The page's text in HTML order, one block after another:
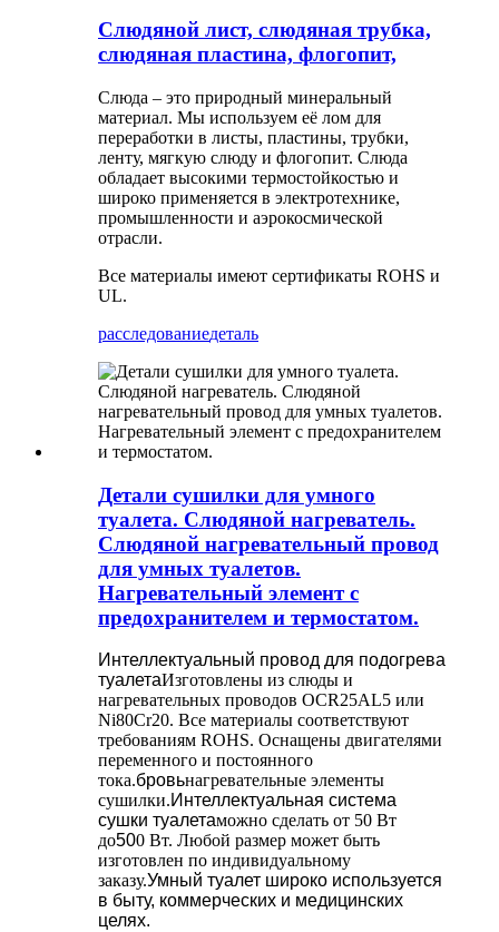
Слюдяной лист, слюдяная трубка,
слюдяная пластина, флогопит,
Слюда – это природный минеральный
материал. Мы используем её лом для
переработки в листы, пластины, трубки,
ленту, мягкую слюду и флогопит. Слюда
обладает высокими термостойкостью и
широко применяется в электротехнике,
промышленности и аэрокосмической
отрасли.
Все материалы имеют сертификаты ROHS и
UL.
расследованиедеталь
Детали сушилки для умного
туалета. Слюдяной нагреватель.
Слюдяной нагревательный провод
для умных туалетов.
Нагревательный элемент с
предохранителем и термостатом.
Интеллектуальный провод для подогрева
туалетаИзготовлены из слюды и
нагревательных проводов OCR25AL5 или
Ni80Cr20. Все материалы соответствуют
требованиям ROHS. Оснащены двигателями
переменного и постоянного
тока.бровьнагревательные элементы
сушилки.Интеллектуальная система
сушки туалетаможно сделать от 50 Вт
до500 Вт. Любой размер может быть
изготовлен по индивидуальному
заказу.Умный туалет широко используется
в быту, коммерческих и медицинских
целях.